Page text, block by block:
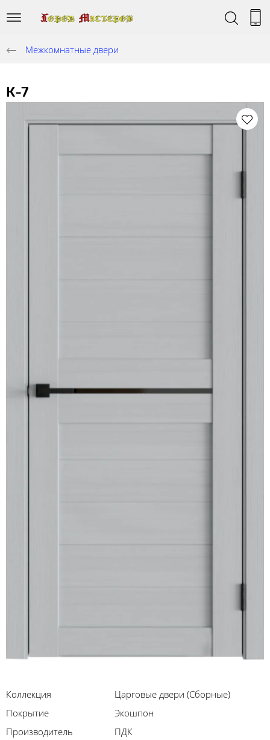
Межкомнатные двери
К-7
Коллекция
Царговые двери (Сборные)
Покрытие
Экошпон
Производитель
ПДК